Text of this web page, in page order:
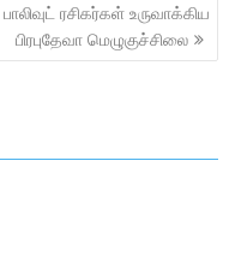
பாலிவுட் ரசிகர்கள் உருவாக்கிய
பிரபுதேவா மெழுகுச்சிலை